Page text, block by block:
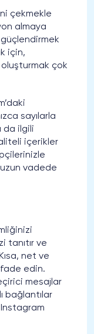
çekmekle
almaya
güçlendirmek
için,
oluşturmak çok
sayılarla
da ilgili
içerikler
vadede
tanıtır ve
net ve
edin.
mesajlar
bağlantılar